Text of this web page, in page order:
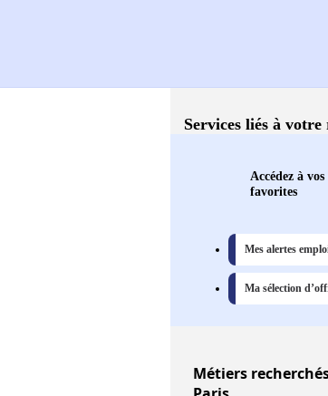
Services liés à votre
Accédez à
favorites
Mes alertes
Ma sélection
Métiers